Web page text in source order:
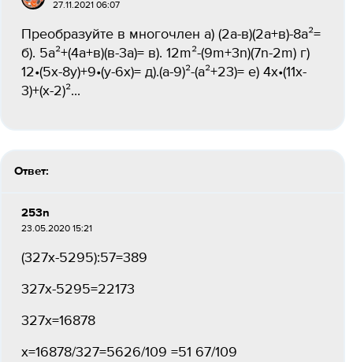
27.11.2021 06:07
Преобразуйте в многочлен а) (2а-в)(2а+в)-8а²=
б). 5а²+(4а+в)(в-3а)= в). 12m²-(9m+3n)(7n-2m) г)
12•(5x-8y)+9•(y-6x)= д).(a-9)²-(a²+23)= е) 4x•(11x-
3)+(x-2)²...
Ответ:
253n
23.05.2020 15:21
(327x-5295):57=389
327x-5295=22173
327x=16878
x=16878/327=5626/109 =51 67/109